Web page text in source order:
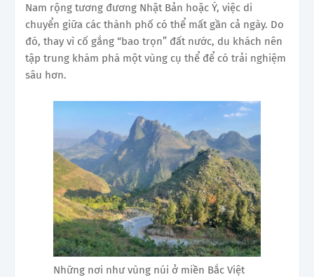
Nam rộng tương đương Nhật Bản hoặc Ý, việc di
chuyển giữa các thành phố có thể mất gần cả ngày. Do
đó, thay vì cố gắng “bao trọn” đất nước, du khách nên
tập trung khám phá một vùng cụ thể để có trải nghiệm
sâu hơn.
Những nơi như vùng núi ở miền Bắc Việt